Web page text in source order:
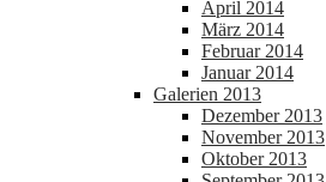
April 2014
März 2014
Februar 2014
Januar 2014
Galerien 2013
Dezember 2013
November 2013
Oktober 2013